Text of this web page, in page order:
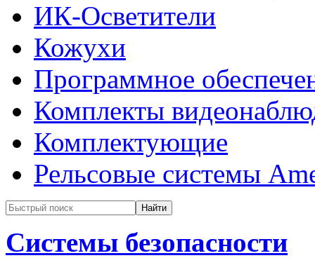
ИК-Осветители
Кожухи
Программное
Комплекты
Комплектующие
Рельсовые системы
Системы безопасности